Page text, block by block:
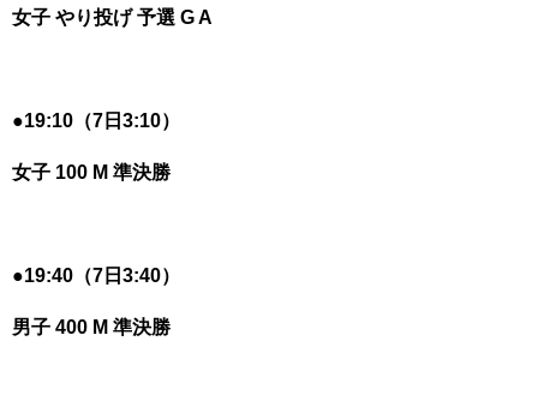
女子 やり投げ 予選 G A
●19:10（7日3:10）
女子 100 M 準決勝
●19:40（7日3:40）
男子 400 M 準決勝